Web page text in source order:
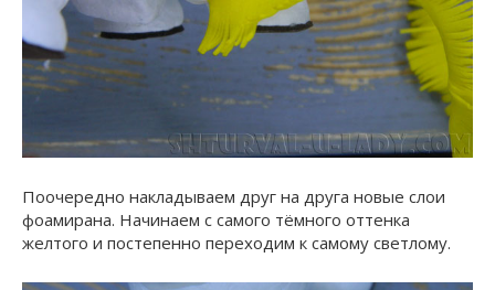
Поочередно накладываем друг на друга новые слои
фоамирана. Начинаем с самого тёмного оттенка
желтого и постепенно переходим к самому светлому.